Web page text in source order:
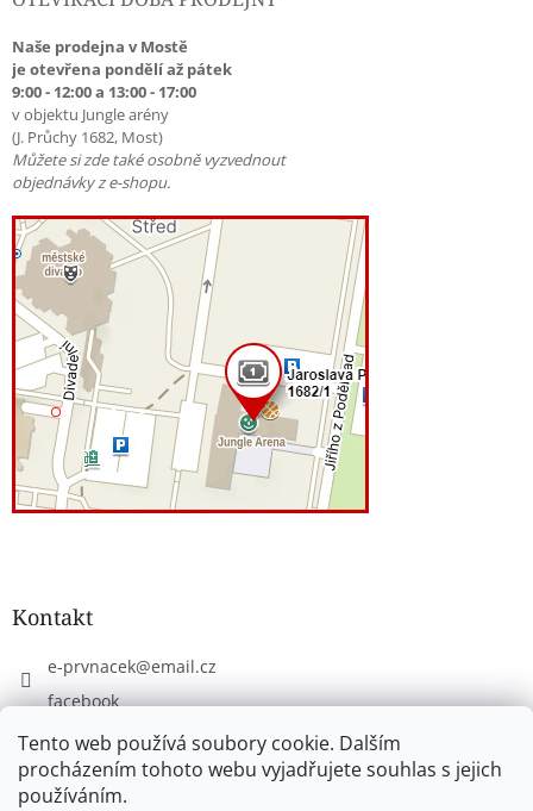
Tento web používá soubory cookie. Dalším
procházením tohoto webu vyjadřujete souhlas s jejich
používáním.
Naše prodejna v Mostě
je otevřena pondělí až pátek
9:00 - 12:00 a 13:00 - 17:00
v objektu Jungle arény
(J. Průchy 1682, Most)
Můžete si zde také osobně vyzvednout
objednávky z e-shopu.
Kontakt
e-prvnacek@email.cz
facebook
eprvnacek